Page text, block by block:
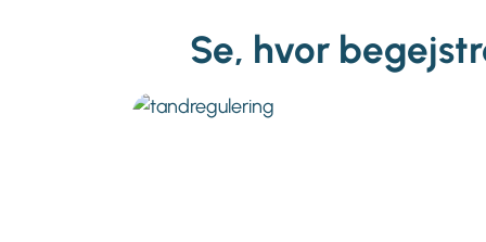
Se, hvor